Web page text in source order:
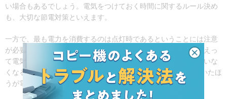
い場合もあるでしょう。電気をつけておく時間に関するルール決め
も、大切な節電対策といえます。
一方で、最も電力を消費するのは点灯時であるということには注意
が必要です。短い時間内で電気の点灯・消灯を繰り返すと、かえっ
て電気代がかかってしまうケースがあります。オフィスに人がいな
くなるのが5分程度であれば、そのままつけっぱなしにしておいたほ
うが電気代を節約できるでしょう。